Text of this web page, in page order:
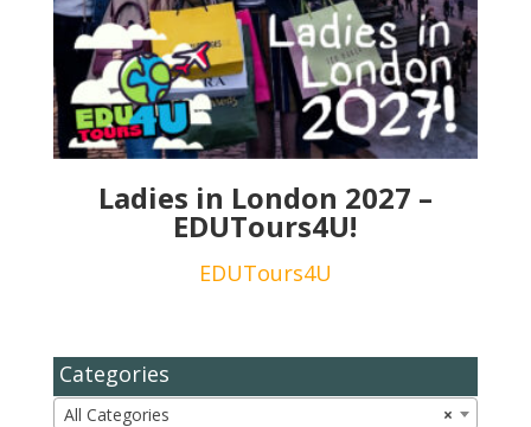
Ladies in London 2027 –
EDUTours4U!
EDUTours4U
Categories
×
All Categories